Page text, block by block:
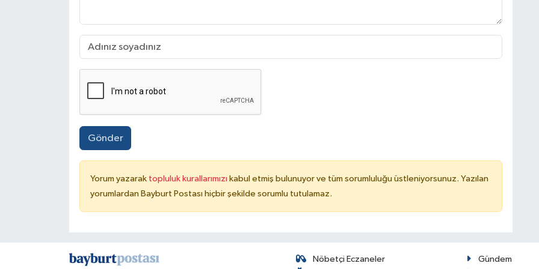
Gönder
Yorum yazarak topluluk kurallarımızı kabul etmiş bulunuyor ve tüm sorumluluğu üstleniyorsunuz. Yazılan
yorumlardan Bayburt Postası hiçbir şekilde sorumlu tutulamaz.
Nöbetçi Eczaneler
Gündem